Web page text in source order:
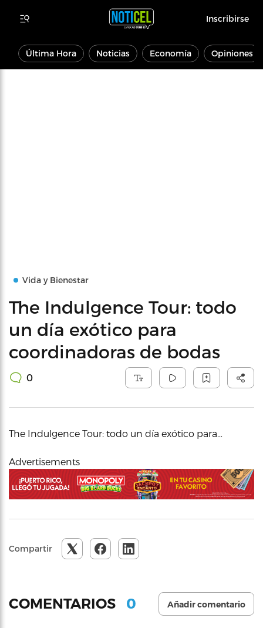
Inscribirse
Última Hora Noticias Economía Opiniones
Vida y Bienestar
The Indulgence Tour: todo
un día exótico para
coordinadoras de bodas
0
The Indulgence Tour: todo un día exótico para…
Advertisements
Compartir
COMENTARIOS 0 Añadir comentario